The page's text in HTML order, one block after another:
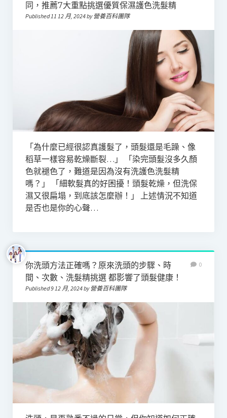
同，推薦7大重點挑選優質保濕護色洗髮精
Published 11 12 月, 2024 by 營養百科團隊
「為什麼已經很認真護髮了，頭髮還是毛躁、像
稻草一樣容易乾燥斷裂…」 「染完頭髮沒多久顏
色就褪色了，難道是因為沒有洗護色洗髮精
嗎？」 「細軟髮真的好困擾！頭髮乾燥，但洗保
濕又很扁塌，到底該怎麼辦！」 上述情況不知道
是否也是你的心聲…
你洗頭方法正確嗎？原來洗頭的步驟、時
間、次數、洗髮精挑選 都影響了頭髮健康！
Published 9 12 月, 2024 by 營養百科團隊
0